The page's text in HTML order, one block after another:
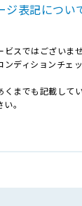
ジ表記につい
スではございま
ンディションチェ
くまでも記載して
。